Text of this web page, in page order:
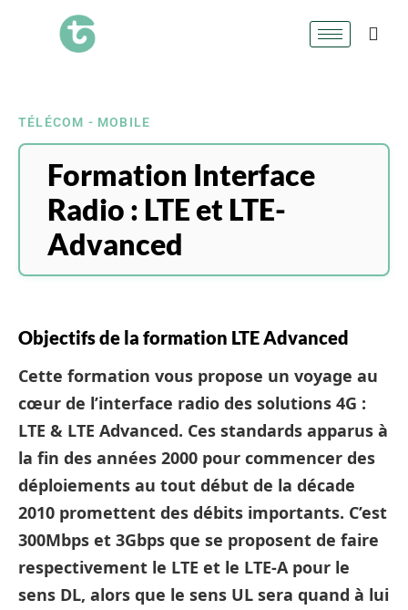
TÉLÉCOM - MOBILE
Formation Interface
Radio : LTE et LTE-
Advanced
Objectifs de la formation LTE Advanced
Cette formation vous propose un voyage au
cœur de l’interface radio des solutions 4G :
LTE & LTE Advanced. Ces standards apparus à
la fin des années 2000 pour commencer des
déploiements au tout début de la décade
2010 promettent des débits importants. C’est
300Mbps et 3Gbps que se proposent de faire
respectivement le LTE et le LTE-A pour le
sens DL, alors que le sens UL sera quand à lui